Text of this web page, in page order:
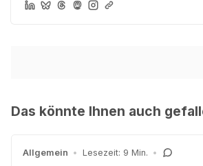
Das könnte Ihnen auch
Allgemein • Lesezeit: 9 Min. •